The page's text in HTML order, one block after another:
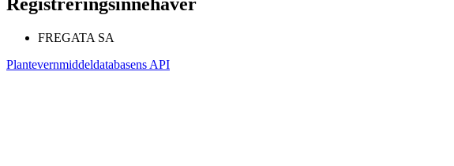
FREGATA SA
Plantevernmiddeldatabasens API